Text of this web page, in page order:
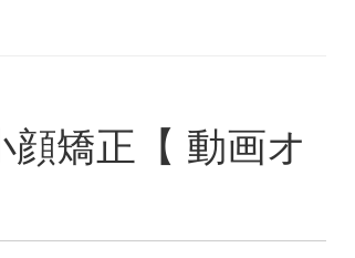
矯正【 動画オ